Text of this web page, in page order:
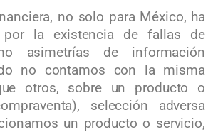
no solo para México, ha
la existencia de fallas de
asimetrías de información
no contamos con la misma
otros, sobre un producto o
selección adversa
un producto o servicio,